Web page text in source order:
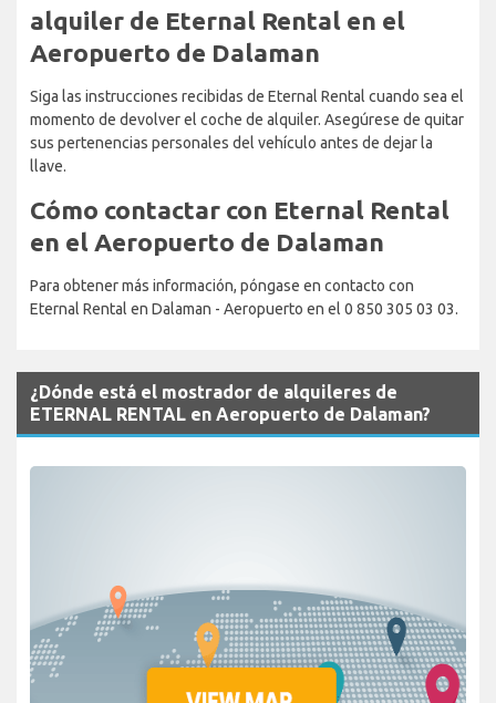
alquiler de Eternal Rental en el
Aeropuerto de Dalaman
Siga las instrucciones recibidas de Eternal Rental cuando sea el
momento de devolver el coche de alquiler. Asegúrese de quitar
sus pertenencias personales del vehículo antes de dejar la
llave.
Cómo contactar con Eternal Rental
en el Aeropuerto de Dalaman
Para obtener más información, póngase en contacto con
Eternal Rental en Dalaman - Aeropuerto en el 0 850 305 03 03.
¿Dónde está el mostrador de alquileres de
ETERNAL RENTAL en Aeropuerto de Dalaman?